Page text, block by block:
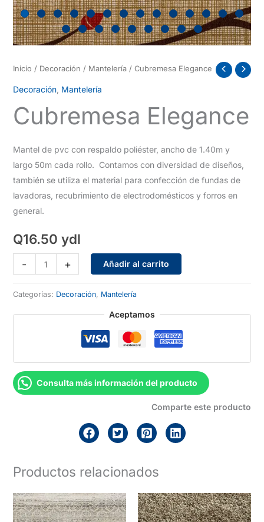
Inicio / Decoración / Mantelería/ Cubremesa Elegance
Decoración, Mantelería
Cubremesa Elegance
Mantel de pvc con respaldo poliéster, ancho de 1.40m y
largo 50m cada rollo. Contamos con diversidad de diseños,
también se utiliza el material para confección de fundas de
lavadoras, recubrimiento de electrodomésticos y forros en
general.
Q16.50 ydl
-
Cubremesa
Elegance
cantidad
+ Añadir al carrito
Categorías: Decoración, Mantelería
Aceptamos
Consulta más información del producto
Comparte este producto
Productos relacionados